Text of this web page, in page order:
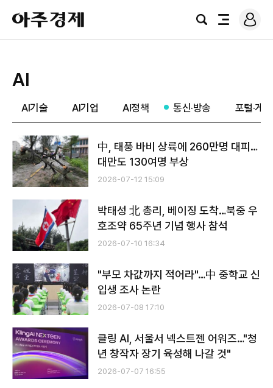
아
주
경
검
전
로
그
AI
AI기술 AI기업 AI정책 통신·방송 포털·게임
中, 태풍 바비 상륙에 260만명 대피…
대만도 130여명 부상
2026-07-12 15:09
박태성 北 총리, 베이징 도착…북중 우
호조약 65주년 기념 행사 참석
2026-07-10 16:34
"부모 차값까지 적어라"…中 중학교 신
입생 조사 논란
2026-07-08 17:10
클링 AI, 서울서 넥스트젠 어워즈…"청
년 창작자 장기 육성해 나갈 것"
2026-07-07 16:55